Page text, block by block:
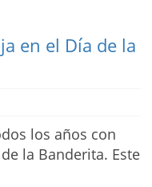
en el Día de la
los años con
la Banderita. Este